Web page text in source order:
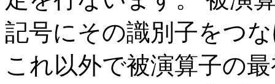
記号にその識別子をつ
これ以外で被演算子の